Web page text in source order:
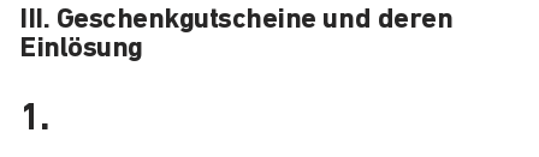
III. Geschenkgutscheine und deren
Einlösung
1.